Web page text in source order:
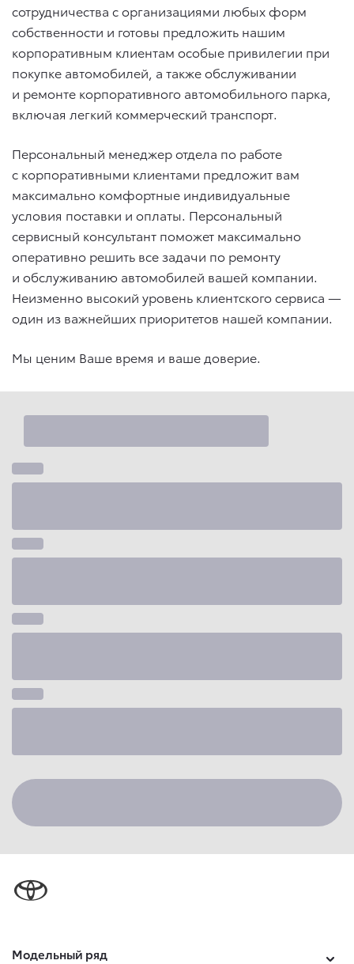
сотрудничества с организациями любых форм
собственности и готовы предложить нашим
корпоративным клиентам особые привилегии при
покупке автомобилей, а также обслуживании
и ремонте корпоративного автомобильного парка,
включая легкий коммерческий транспорт.
Персональный менеджер отдела по работе
с корпоративными клиентами предложит вам
максимально комфортные индивидуальные
условия поставки и оплаты. Персональный
сервисный консультант поможет максимально
оперативно решить все задачи по ремонту
и обслуживанию автомобилей вашей компании.
Неизменно высокий уровень клиентского сервиса —
один из важнейших приоритетов нашей компании.
Мы ценим Ваше время и ваше доверие.
Модельный ряд